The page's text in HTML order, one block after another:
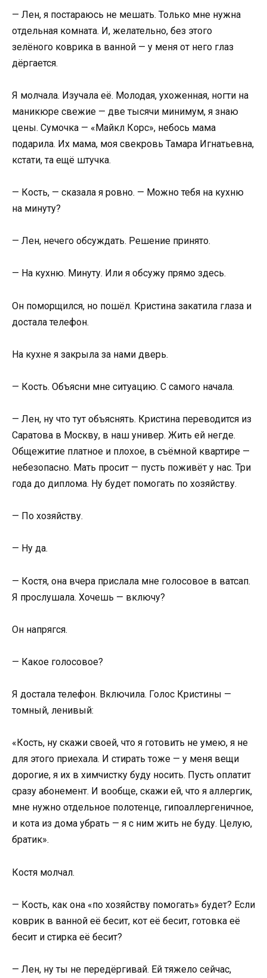
— Лен, я постараюсь не мешать. Только мне нужна
отдельная комната. И, желательно, без этого
зелёного коврика в ванной — у меня от него глаз
дёргается.
Я молчала. Изучала её. Молодая, ухоженная, ногти на
маникюре свежие — две тысячи минимум, я знаю
цены. Сумочка — «Майкл Корс», небось мама
подарила. Их мама, моя свекровь Тамара Игнатьевна,
кстати, та ещё штучка.
— Кость, — сказала я ровно. — Можно тебя на кухню
на минуту?
— Лен, нечего обсуждать. Решение принято.
— На кухню. Минуту. Или я обсужу прямо здесь.
Он поморщился, но пошёл. Кристина закатила глаза и
достала телефон.
На кухне я закрыла за нами дверь.
— Кость. Объясни мне ситуацию. С самого начала.
— Лен, ну что тут объяснять. Кристина переводится из
Саратова в Москву, в наш универ. Жить ей негде.
Общежитие платное и плохое, в съёмной квартире —
небезопасно. Мать просит — пусть поживёт у нас. Три
года до диплома. Ну будет помогать по хозяйству.
— По хозяйству.
— Ну да.
— Костя, она вчера прислала мне голосовое в ватсап.
Я прослушала. Хочешь — включу?
Он напрягся.
— Какое голосовое?
Я достала телефон. Включила. Голос Кристины —
томный, ленивый:
«Кость, ну скажи своей, что я готовить не умею, я не
для этого приехала. И стирать тоже — у меня вещи
дорогие, я их в химчистку буду носить. Пусть оплатит
сразу абонемент. И вообще, скажи ей, что я аллергик,
мне нужно отдельное полотенце, гипоаллергеничное,
и кота из дома убрать — я с ним жить не буду. Целую,
братик».
Костя молчал.
— Кость, как она «по хозяйству помогать» будет? Если
коврик в ванной её бесит, кот её бесит, готовка её
бесит и стирка её бесит?
— Лен, ну ты не передёргивай. Ей тяжело сейчас,